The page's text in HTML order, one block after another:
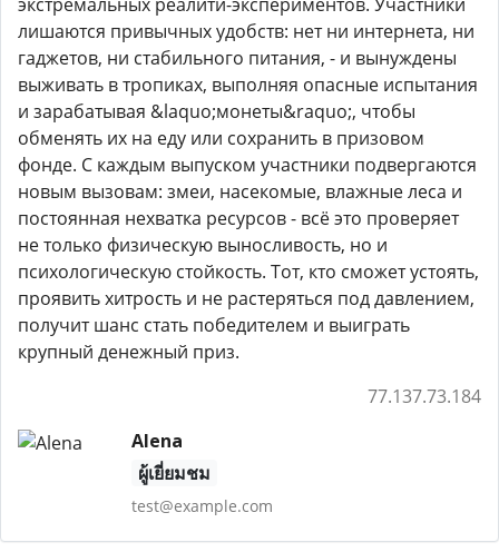
лишаются привычных удобств: нет ни интернета, ни
гаджетов, ни стабильного питания, - и вынуждены
выживать в тропиках, выполняя опасные испытания
и зарабатывая &laquo;монеты&raquo;, чтобы
обменять их на еду или сохранить в призовом
фонде. С каждым выпуском участники подвергаются
новым вызовам: змеи, насекомые, влажные леса и
постоянная нехватка ресурсов - всё это проверяет
не только физическую выносливость, но и
психологическую стойкость. Тот, кто сможет устоять,
проявить хитрость и не растеряться под давлением,
получит шанс стать победителем и выиграть
крупный денежный приз.
77.137.73.184
Alena
ผู้เยี่ยมชม
test@example.com